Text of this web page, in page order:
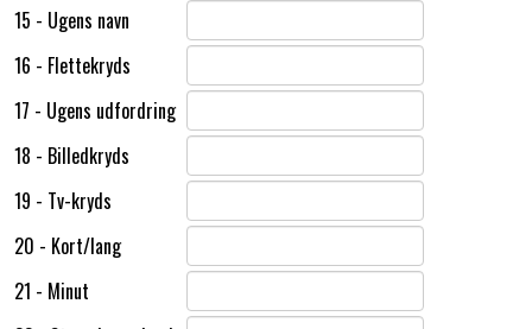
15 - Ugens navn
16 - Flettekryds
17 - Ugens udfordring
18 - Billedkryds
19 - Tv-kryds
20 - Kort/lang
21 - Minut